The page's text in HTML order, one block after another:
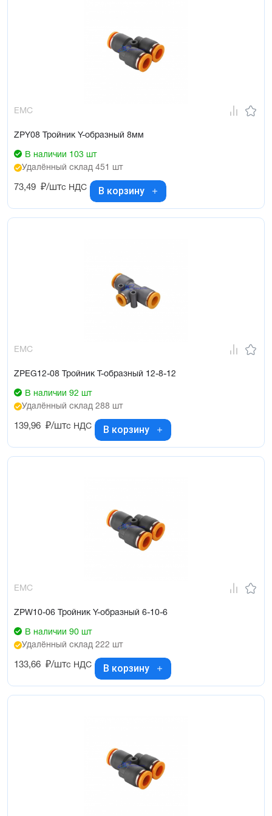
EMC
ZPY08 Тройник Y-образный 8мм
В наличии 103 шт
Удалённый склад 451 шт
73,49 ₽/штс НДС В корзину
EMC
ZPEG12-08 Тройник Т-образный 12-8-12
В наличии 92 шт
Удалённый склад 288 шт
139,96 ₽/штс НДС В корзину
EMC
ZPW10-06 Тройник Y-образный 6-10-6
В наличии 90 шт
Удалённый склад 222 шт
133,66 ₽/штс НДС В корзину